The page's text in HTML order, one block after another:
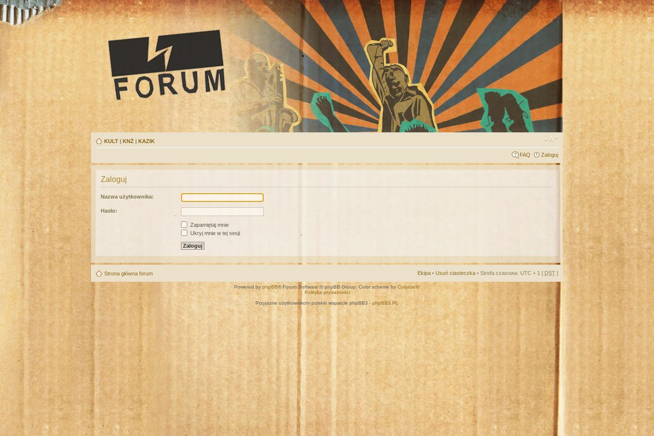
KULT | KNŻ | KAZIK
FAQ Zaloguj
Zaloguj
Nazwa użytkownika:
Hasło:
Zapamiętaj mnie
Ukryj mnie w tej sesji
Strona główna forum Ekipa • Usuń ciasteczka • Strefa czasowa: UTC + 1 [ DST ]
Powered by phpBB® Forum Software © phpBB Group. Color scheme by ColorizeIt!
Polityka prywatności
Przyjazne użytkownikom polskie wsparcie phpBB3 - phpBB3.PL